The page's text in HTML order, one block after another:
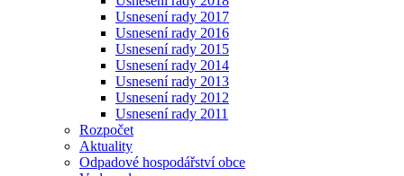
Usnesení rady 2017
Usnesení rady 2016
Usnesení rady 2015
Usnesení rady 2014
Usnesení rady 2013
Usnesení rady 2012
Usnesení rady 2011
Rozpočet
Aktuality
Odpadové hospodářství obce